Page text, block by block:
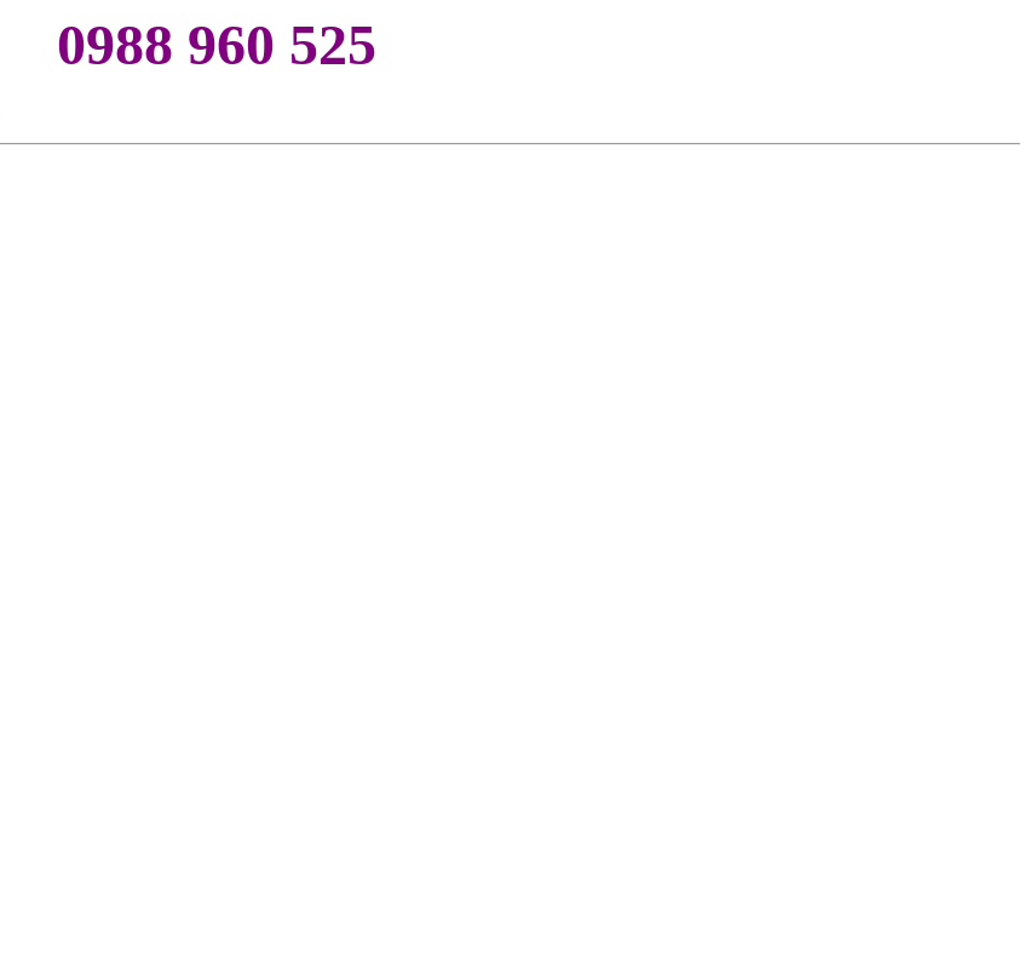
0988 960 525